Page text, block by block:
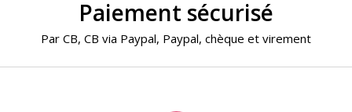
Paiement sécurisé
Par CB, CB via Paypal, Paypal, chèque et virement